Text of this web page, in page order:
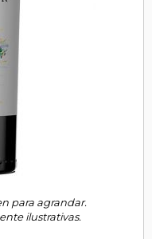
para agrandar.
ilustrativas.